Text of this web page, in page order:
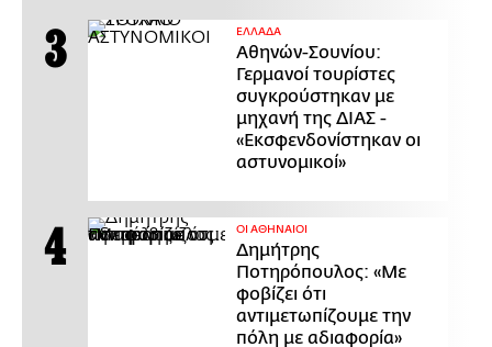
ΕΛΛΑΔΑ
Αθηνών-Σουνίου:
Γερμανοί τουρίστες
συγκρούστηκαν με
μηχανή της ΔΙΑΣ -
«Εκσφενδονίστηκαν οι
αστυνομικοί»
ΟΙ ΑΘΗΝΑΙΟΙ
Δημήτρης
Ποτηρόπουλος: «Με
φοβίζει ότι
αντιμετωπίζουμε την
πόλη με αδιαφορία»